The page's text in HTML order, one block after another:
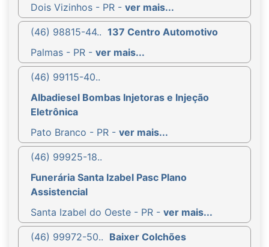
Dois Vizinhos - PR - ver mais...
(46) 98815-44.. 137 Centro Automotivo
Palmas - PR - ver mais...
(46) 99115-40..
Albadiesel Bombas Injetoras e Injeção
Eletrônica
Pato Branco - PR - ver mais...
(46) 99925-18..
Funerária Santa Izabel Pasc Plano
Assistencial
Santa Izabel do Oeste - PR - ver mais...
(46) 99972-50.. Baixer Colchões